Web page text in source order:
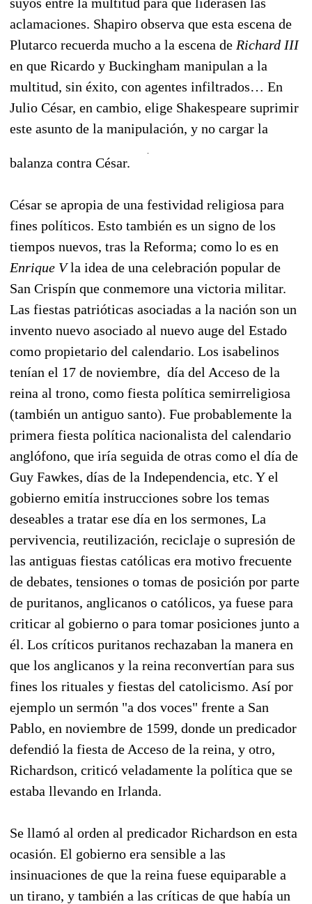
aclamaciones. Shapiro observa que esta escena de
Plutarco recuerda mucho a la escena de Richard III
en que Ricardo y Buckingham manipulan a la
multitud, sin éxito, con agentes infiltrados… En
Julio César, en cambio, elige Shakespeare suprimir
este asunto de la manipulación, y no cargar la
balanza contra César.
César se apropia de una festividad religiosa para
fines políticos. Esto también es un signo de los
tiempos nuevos, tras la Reforma; como lo es en
Enrique Vla idea de una celebración popular de
San Crispín que conmemore una victoria militar.
Las fiestas patrióticas asociadas a la nación son un
invento nuevo asociado al nuevo auge del Estado
como propietario del calendario. Los isabelinos
tenían el 17 de noviembre, día del Acceso de la
reina al trono, como fiesta política semirreligiosa
(también un antiguo santo). Fue probablemente la
primera fiesta política nacionalista del calendario
anglófono, que iría seguida de otras como el día de
Guy Fawkes, días de la Independencia, etc. Y el
gobierno emitía instrucciones sobre los temas
deseables a tratar ese día en los sermones, La
pervivencia, reutilización, reciclaje o supresión de
las antiguas fiestas católicas era motivo frecuente
de debates, tensiones o tomas de posición por parte
de puritanos, anglicanos o católicos, ya fuese para
criticar al gobierno o para tomar posiciones junto a
él. Los críticos puritanos rechazaban la manera en
que los anglicanos y la reina reconvertían para sus
fines los rituales y fiestas del catolicismo. Así por
ejemplo un sermón "a dos voces" frente a San
Pablo, en noviembre de 1599, donde un predicador
defendió la fiesta de Acceso de la reina, y otro,
Richardson, criticó veladamente la política que se
estaba llevando en Irlanda.
Se llamó al orden al predicador Richardson en esta
ocasión. El gobierno era sensible a las
insinuaciones de que la reina fuese equiparable a
un tirano, y también a las críticas de que había un